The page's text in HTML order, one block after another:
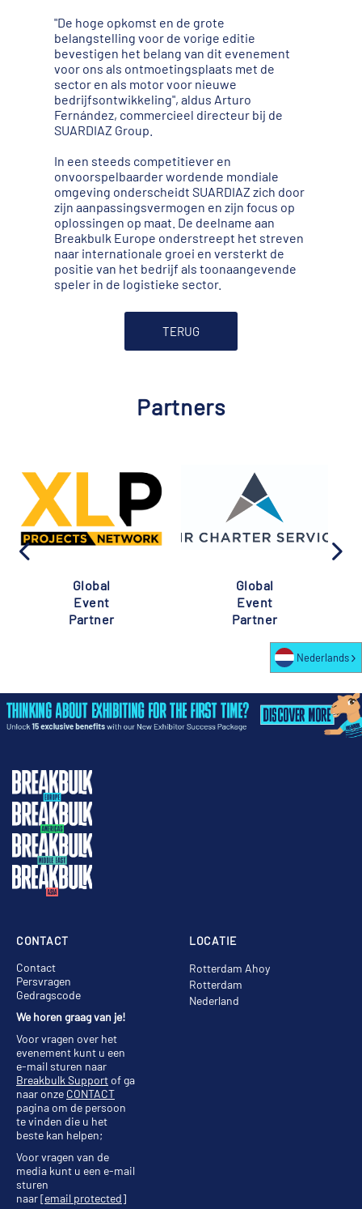
"De hoge opkomst en de grote
belangstelling voor de vorige editie
bevestigen het belang van dit evenement
voor ons als ontmoetingsplaats met de
sector en als motor voor nieuwe
bedrijfsontwikkeling", aldus Arturo
Fernández, commercieel directeur bij de
SUARDIAZ Group.
In een steeds competitiever en
onvoorspelbaarder wordende mondiale
omgeving onderscheidt SUARDIAZ zich door
zijn aanpassingsvermogen en zijn focus op
oplossingen op maat. De deelname aan
Breakbulk Europe onderstreept het streven
naar internationale groei en versterkt de
positie van het bedrijf als toonaangevende
speler in de logistieke sector.
TERUG
Partners
Global
Event
Partner
Global
Event
Partner
LOCATIE
Rotterdam Ahoy
Rotterdam
Nederland
CONTACT
Contact
Persvragen
Gedragscode
We horen graag van je!
Voor vragen over het
evenement kunt u een
e-mail sturen naar
Breakbulk Supportof ga
naar onze CONTACT
pagina om de persoon
te vinden die u het
beste kan helpen;
Voor vragen van de
media kunt u een e-mail
sturen
naar[email protected]
Nederlands